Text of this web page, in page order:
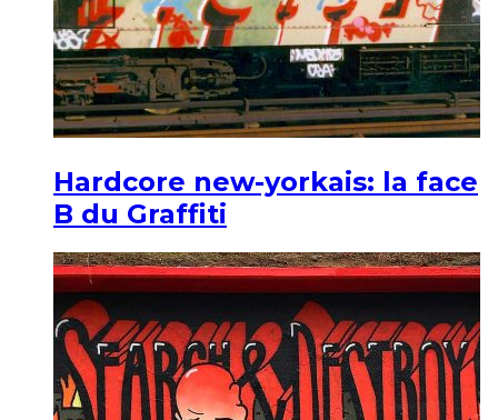
Hardcore new-yorkais: la face
B du Graffiti